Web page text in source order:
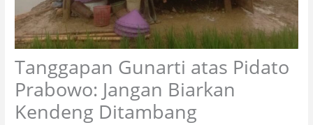
Tanggapan Gunarti atas Pidato
Prabowo: Jangan Biarkan
Kendeng Ditambang